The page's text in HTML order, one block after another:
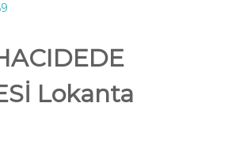
Lokanta